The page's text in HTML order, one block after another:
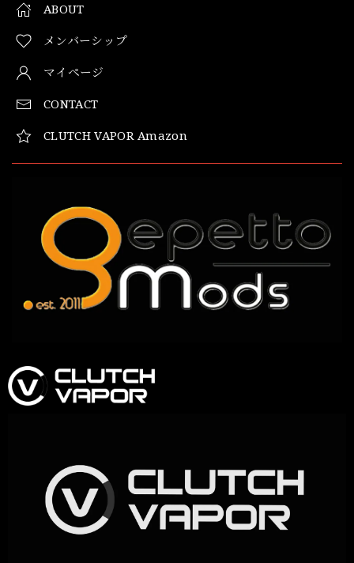
ABOUT
メンバーシップ
マイページ
CONTACT
CLUTCH VAPOR Amazon